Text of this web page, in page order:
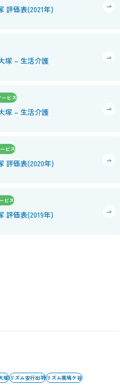
評価表(2021年)
塚 – 生活介護
ービス
塚 – 生活介護
ビス
評価表(2020年)
ビス
評価表(2019年)
塚リズム安行出羽リズム南鳩ケ谷